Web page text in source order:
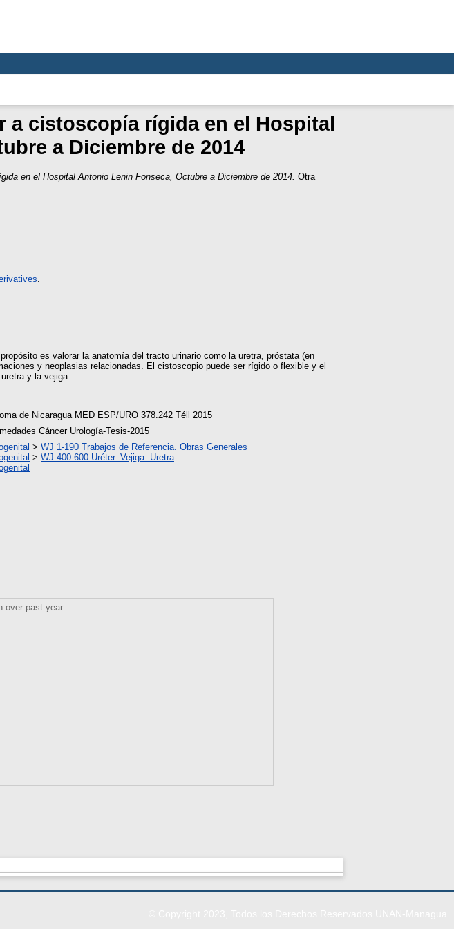
cistoscopía rígida en el Hospital
a Diciembre de 2014
en el Hospital Antonio Lenin Fonseca, Octubre a Diciembre de 2014. Otra
es valorar la anatomía del tracto urinario como la uretra, próstata (en
y neoplasias relacionadas. El cistoscopio puede ser rígido o flexible y el
y la vejiga
de Nicaragua MED ESP/URO 378.242 Téll 2015
Cáncer Urología-Tesis-2015
> WJ 1-190 Trabajos de Referencia. Obras Generales
> WJ 400-600 Uréter. Vejiga. Uretra
over past year